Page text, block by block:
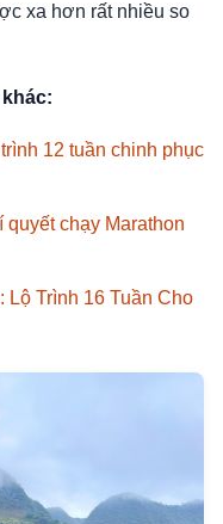
xa hơn rất nhiều so
12 tuần chinh phục
quyết chạy Marathon
Lộ Trình 16 Tuần Cho